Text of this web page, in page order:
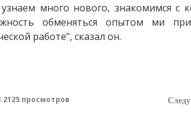
много нового, знакомимся с
обменяться опытом ми
работе", сказал он.
2125 просмотров